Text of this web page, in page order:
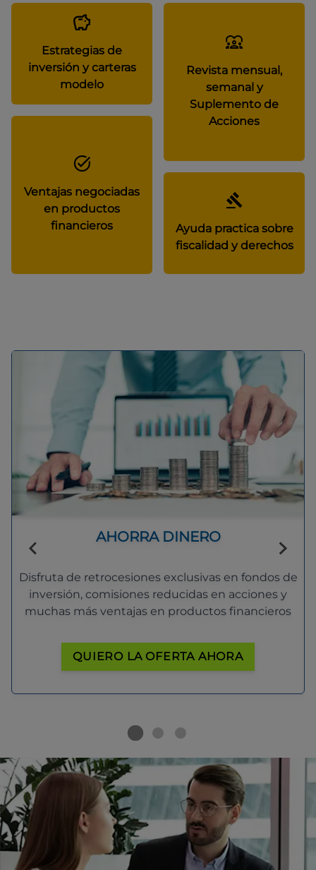
Estrategias de
inversión y carteras
modelo
Revista mensual,
semanal y
Suplemento de
Acciones
Ventajas negociadas
en productos
financieros
Ayuda practica sobre
fiscalidad y derechos
AHORRA DINERO
Disfruta de retrocesiones exclusivas en fondos de
inversión, comisiones reducidas en acciones y
muchas más ventajas en productos financieros
QUIERO LA OFERTA AHORA